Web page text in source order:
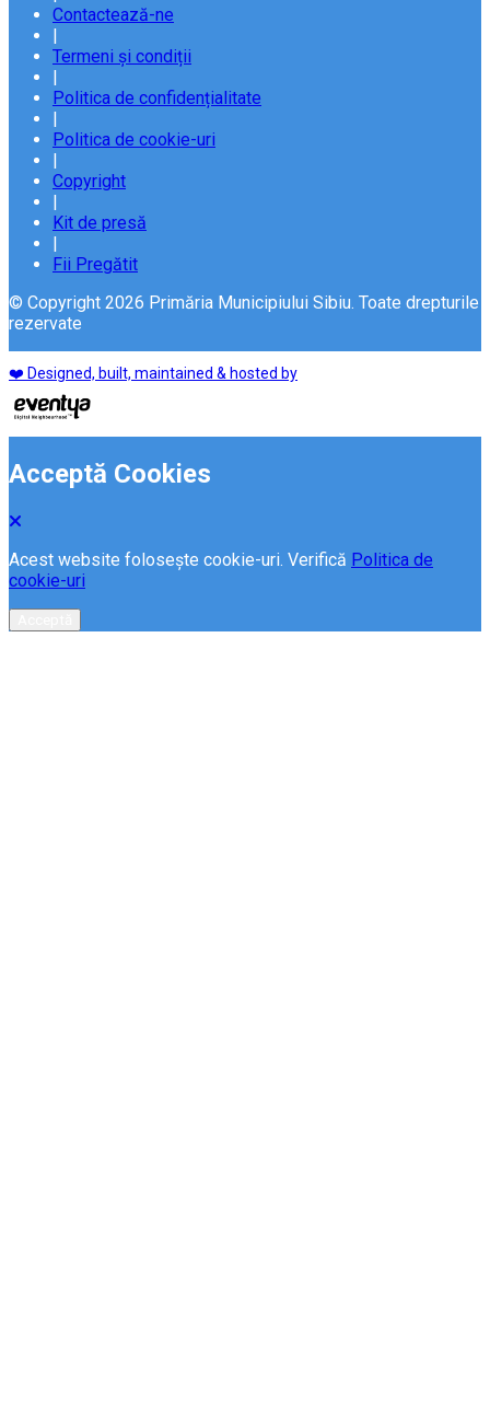
Contactează-ne
Termeni și condiții
Politica de confidențialitate
Politica de cookie-uri
Copyright
Kit de presă
Fii Pregătit
© Copyright 2026 Primăria Municipiului Sibiu. Toate drepturile
rezervate
❤️ Designed, built, maintained & hosted by
Acceptă Cookies
Acest website folosește cookie-uri. Verifică Politica de
cookie-uri